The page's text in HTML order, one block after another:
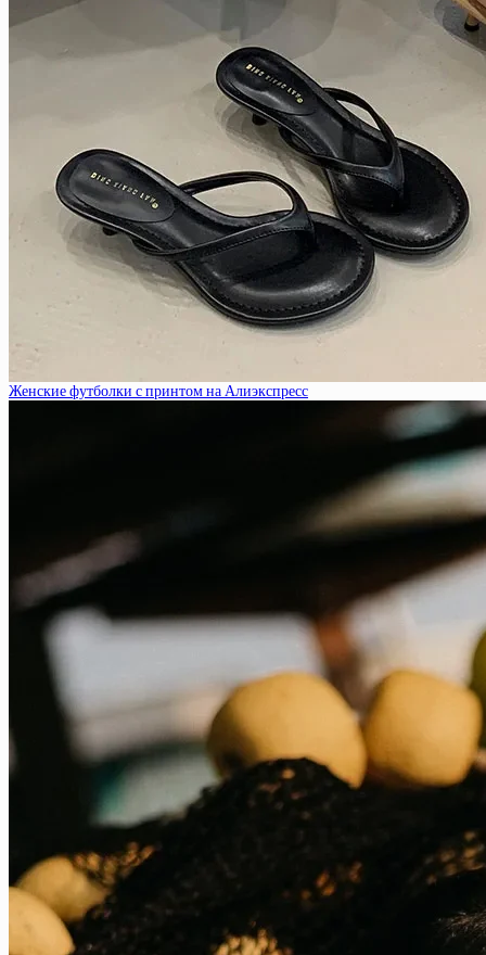
Женские футболки с принтом на Алиэкспресс